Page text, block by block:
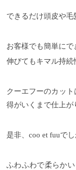
できるだけ頭皮や毛
お客様でも簡単にで
伸びてもキマル持続
クーエフーのカッ
得がいくまで仕上が
是非、coo et fuuで
ふわふわで柔らか